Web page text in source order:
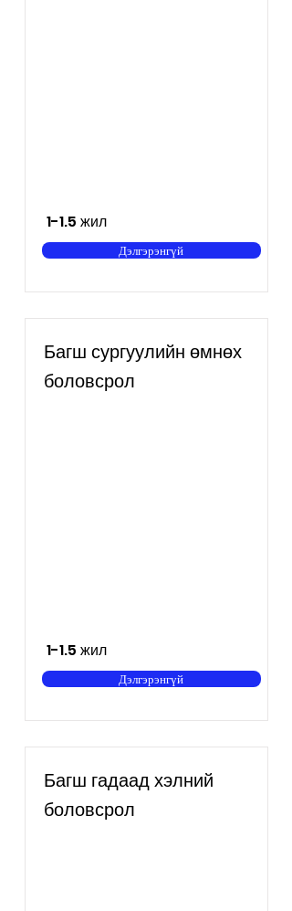
1-1.5 жил
Дэлгэрэнгүй
Багш сургуулийн өмнөх
боловсрол
1-1.5 жил
Дэлгэрэнгүй
Багш гадаад хэлний
боловсрол